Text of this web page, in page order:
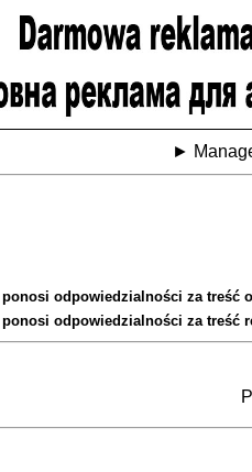
►
odpowiedzialności za treść
odpowiedzialności za treść